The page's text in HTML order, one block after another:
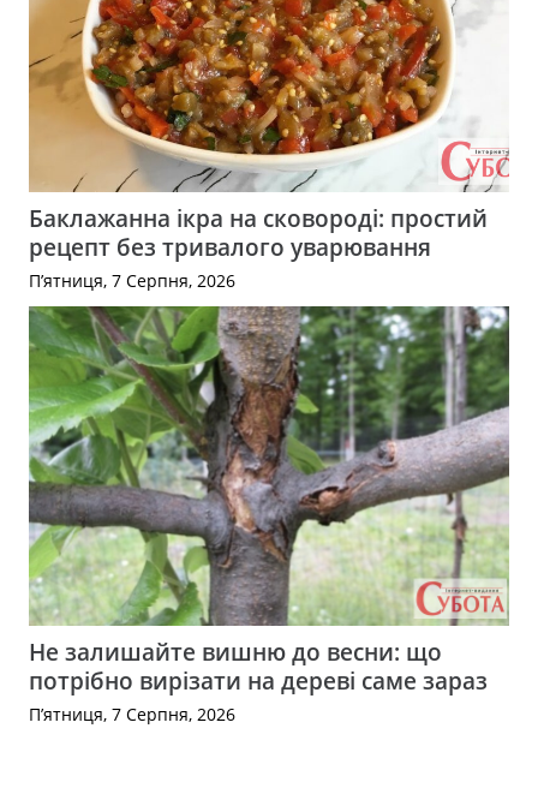
Баклажанна ікра на сковороді: простий
рецепт без тривалого уварювання
П’ятниця, 7 Серпня, 2026
Не залишайте вишню до весни: що
потрібно вирізати на дереві саме зараз
П’ятниця, 7 Серпня, 2026